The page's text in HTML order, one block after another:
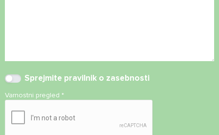
Sprejmite pravilnik o zasebnosti
Varnostni pregled *